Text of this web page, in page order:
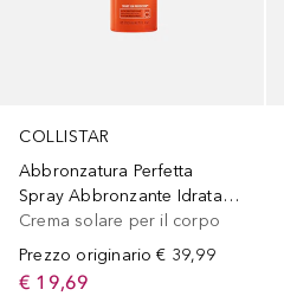
COLLISTAR
Abbronzatura Perfetta
Spray Abbronzante Idratante SPF 30
Crema solare per il corpo
Prezzo originario € 39,99
€ 19,69